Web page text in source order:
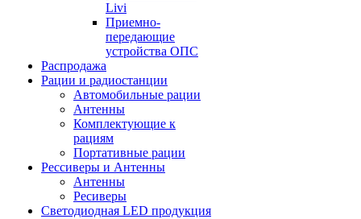
Livi
Приемно-
передающие
устройства ОПС
Распродажа
Рации и радиостанции
Автомобильные рации
Антенны
Комплектующие к
рациям
Портативные рации
Рессиверы и Антенны
Антенны
Ресиверы
Светодиодная LED продукция